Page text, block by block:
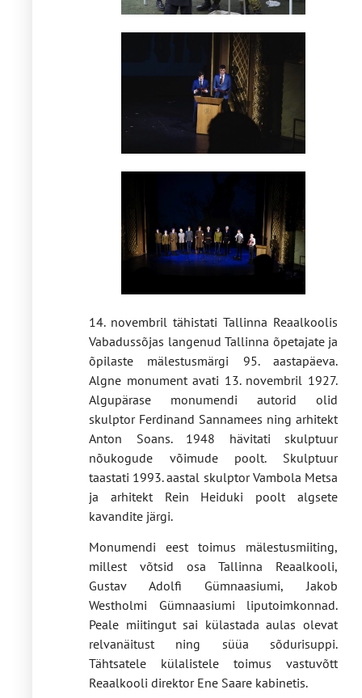
14. novembril tähistati Tallinna Reaalkoolis
Vabadussõjas langenud Tallinna õpetajate ja
õpilaste mälestusmärgi 95. aastapäeva.
Algne monument avati 13. novembril 1927.
Algupärase monumendi autorid olid
skulptor Ferdinand Sannamees ning arhitekt
Anton Soans. 1948 hävitati skulptuur
nõukogude võimude poolt. Skulptuur
taastati 1993. aastal skulptor Vambola Metsa
ja arhitekt Rein Heiduki poolt algsete
kavandite järgi.
Monumendi eest toimus mälestusmiiting,
millest võtsid osa Tallinna Reaalkooli,
Gustav Adolfi Gümnaasiumi, Jakob
Westholmi Gümnaasiumi liputoimkonnad.
Peale miitingut sai külastada aulas olevat
relvanäitust ning süüa sõdurisuppi.
Tähtsatele külalistele toimus vastuvõtt
Reaalkooli direktor Ene Saare kabinetis.